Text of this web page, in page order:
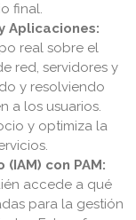
final.
Aplicaciones:
real sobre el
red, servidores y
y resolviendo
a los usuarios.
y optimiza la
con PAM:
accede a qué
para la gestión